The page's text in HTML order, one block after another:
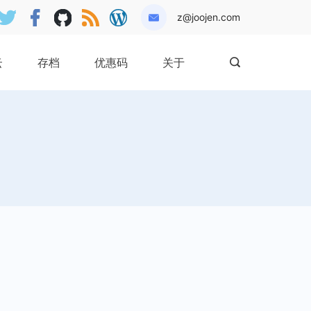
z@joojen.com
存档 优惠码 关于